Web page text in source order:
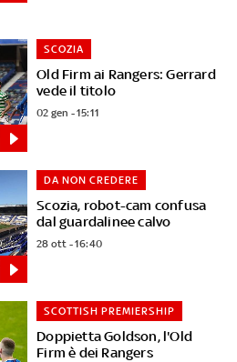
Old Firm ai Rangers: Gerrard
vede il titolo
SCOZIA
02 gen - 15:11
Scozia, robot-cam confusa
dal guardalinee calvo
DA NON CREDERE
28 ott - 16:40
Doppietta Goldson, l'Old
Firm è dei Rangers
SCOTTISH PREMIERSHIP